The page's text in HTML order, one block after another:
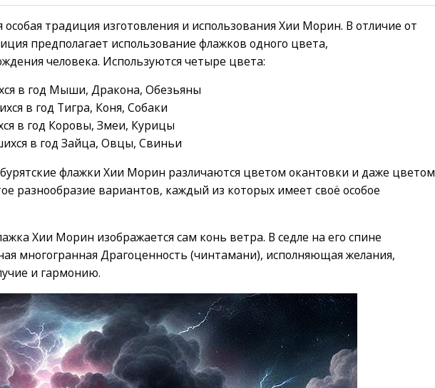
особая традиция изготовления и использования Хии Морин. В отличие от
предполагает использование флажков одного цвета,
человека. Используются четыре цвета:
в год Мыши, Дракона, Обезьяны
в год Тигра, Коня, Собаки
в год Коровы, Змеи, Курицы
в год Зайца, Овцы, Свиньи
флажки Хии Морин различаются цветом окантовки и даже цветом
разнообразие вариантов, каждый из которых имеет своё особое
Хии Морин изображается сам конь ветра. В седле на его спине
многогранная Драгоценность (чинтамани), исполняющая желания,
и гармонию.